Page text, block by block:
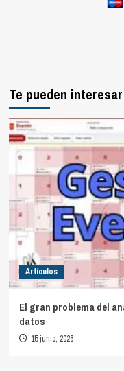
Te pueden interesar
Artículos
El gran problema del
datos
15 junio, 2026